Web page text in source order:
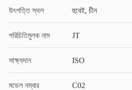
উৎপত্তি স্থল হুবেই, চীন
পরিচিতিমুলক নাম JT
সাক্ষ্যদান ISO
মডেল নম্বার C02